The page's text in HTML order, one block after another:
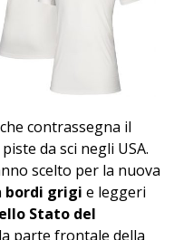
contrassegna il
da sci negli USA.
scelto per la nuova
bordi grigi e leggeri
Stato del
parte frontale della